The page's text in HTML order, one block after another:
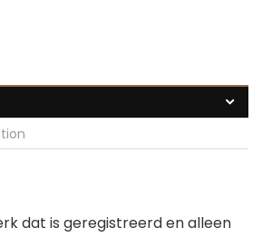
dat is geregistreerd en alleen